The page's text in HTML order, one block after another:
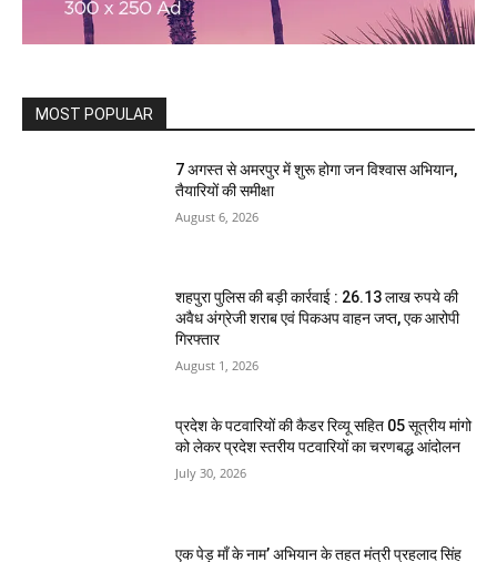
MOST POPULAR
7 अगस्त से अमरपुर में शुरू होगा जन विश्वास अभियान,
तैयारियों की समीक्षा
August 6, 2026
शहपुरा पुलिस की बड़ी कार्रवाई : 26.13 लाख रुपये की
अवैध अंग्रेजी शराब एवं पिकअप वाहन जप्त, एक आरोपी
गिरफ्तार
August 1, 2026
प्रदेश के पटवारियों की कैडर रिव्यू सहित 05 सूत्रीय मांगो
को लेकर प्रदेश स्तरीय पटवारियों का चरणबद्ध आंदोलन
July 30, 2026
एक पेड़ माँ के नाम’ अभियान के तहत मंत्री प्रहलाद सिंह